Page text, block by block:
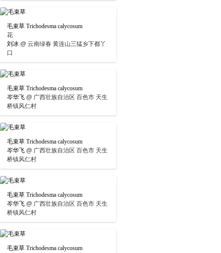
毛束草 Trichodesma calycosum
花
刘冰 @ 云南绿春 黄连山三猛乡下都丫
口
毛束草 Trichodesma calycosum
岑华飞 @ 广西壮族自治区 百色市 天生
桥镇风仁村
毛束草 Trichodesma calycosum
岑华飞 @ 广西壮族自治区 百色市 天生
桥镇风仁村
毛束草 Trichodesma calycosum
岑华飞 @ 广西壮族自治区 百色市 天生
桥镇风仁村
毛束草 Trichodesma calycosum